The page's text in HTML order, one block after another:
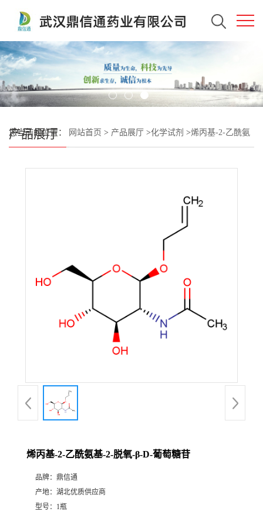
产品展厅
您当前的位置： 网站首页 > 产品展厅 >化学试剂 >烯丙基-2-乙酰氨
烯丙基-2-乙酰氨基-2-脱氧-β-D-葡萄糖苷
品牌： 鼎信通
产地： 湖北优质供应商
型号： 1瓶